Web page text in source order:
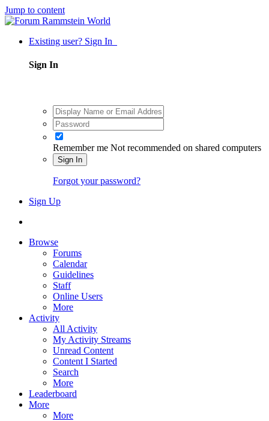
Jump to content
Existing user? Sign In
Sign In
Remember me Not recommended on shared computers
Sign In
Forgot your password?
Sign Up
Browse
Forums
Calendar
Guidelines
Staff
Online Users
More
Activity
All Activity
My Activity Streams
Unread Content
Content I Started
Search
More
Leaderboard
More
More